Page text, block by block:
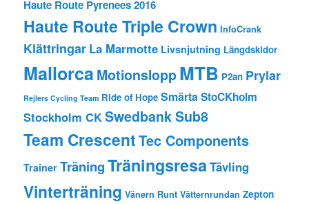
Haute Route Pyrenees 2016
Haute Route Triple Crown InfoCrank
Klättringar La Marmotte Livsnjutning Längdskidor
MallorcaMotionsloppMTB P2an Prylar
Rejlers Cycling Team Ride of Hope SmärtaStoCKholm
Stockholm CKSwedbank Sub8
Team CrescentTec Components
Trainer TräningTräningsresaTävling
Vinterträning Vänern Runt Vätternrundan Zepton